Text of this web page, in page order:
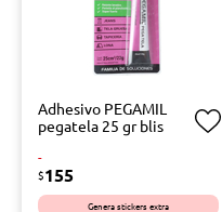
Adhesivo PEGAMIL
pegatela 25 gr blis
-
$155
Genera stickers extra